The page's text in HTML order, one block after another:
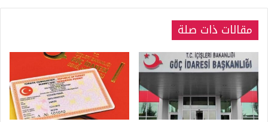
مقالات ذات صلة